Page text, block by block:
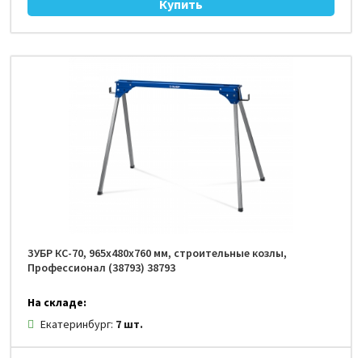
ЗУБР КС-70, 965х480х760 мм, строительные козлы,
Профессионал (38793) 38793
На складе:
Екатеринбург: 7 шт.